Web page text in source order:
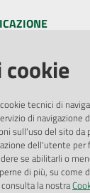
PNRR
PARTNER
cookie
tecnici di
di navigazione
sull'uso del sito
dell'utente
se abilitarli o
di più, su come
la nostra